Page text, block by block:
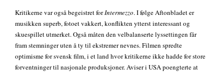
Kritikerne var også begeistret forIntermezzo. I følge Aftonbladet er
musikken superb, fotoet vakkert, konflikten ytterst interessant og
skuespillet utmerket. Også måten den velbalanserte lyssettingen får
fram stemninger uten å ty til ekstremer nevnes. Filmen spredte
optimisme for svensk film, i et land hvor kritikerne ikke hadde for store
forventninger til nasjonale produksjoner. Aviser i USA poengterte at